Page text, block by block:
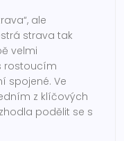
ale
strava tak
velmi
rostoucím
spojené. Ve
z klíčových
podělit se s